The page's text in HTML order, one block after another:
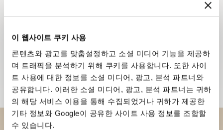
이 웹사이트 쿠키 사용
콘텐츠와 광고를 맞춤설정하고 소셜 미디어 기능을 제공하
며 트래픽을 분석하기 위해 쿠키를 사용합니다. 또한 사이
트 사용에 대한 정보를 소셜 미디어, 광고, 분석 파트너와
공유합니다. 이러한 소셜 미디어, 광고, 분석 파트너는 귀하
의 해당 서비스 이용을 통해 수집되었거나 귀하가 제공한
기타 정보와 Google이 공유한 사이트 사용 정보를 조합할
수 있습니다.